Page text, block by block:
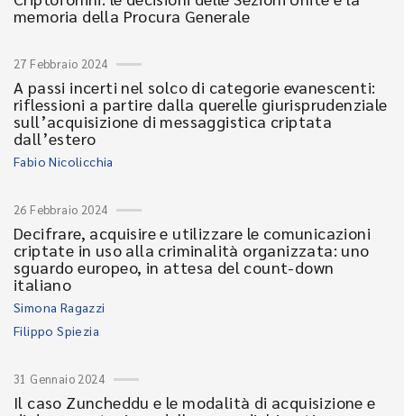
memoria della Procura Generale
27 Febbraio 2024
A passi incerti nel solco di categorie evanescenti:
riflessioni a partire dalla querelle giurisprudenziale
sull’acquisizione di messaggistica criptata
dall’estero
Fabio Nicolicchia
26 Febbraio 2024
Decifrare, acquisire e utilizzare le comunicazioni
criptate in uso alla criminalità organizzata: uno
sguardo europeo, in attesa del count-down
italiano
Simona Ragazzi
Filippo Spiezia
31 Gennaio 2024
Il caso Zuncheddu e le modalità di acquisizione e